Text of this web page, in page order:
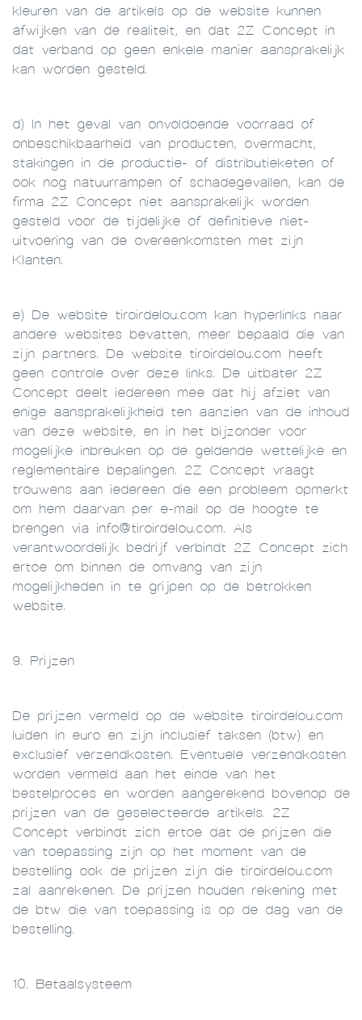
kleuren van de artikels op de website kunnen
afwijken van de realiteit, en dat 2Z Concept in
dat verband op geen enkele manier aansprakelijk
kan worden gesteld.
d) In het geval van onvoldoende voorraad of
onbeschikbaarheid van producten, overmacht,
stakingen in de productie- of distributieketen of
ook nog natuurrampen of schadegevallen, kan de
firma 2Z Concept niet aansprakelijk worden
gesteld voor de tijdelijke of definitieve niet-
uitvoering van de overeenkomsten met zijn
Klanten.
e) De website tiroirdelou.com kan hyperlinks naar
andere websites bevatten, meer bepaald die van
zijn partners. De website tiroirdelou.com heeft
geen controle over deze links. De uitbater 2Z
Concept deelt iedereen mee dat hij afziet van
enige aansprakelijkheid ten aanzien van de inhoud
van deze website, en in het bijzonder voor
mogelijke inbreuken op de geldende wettelijke en
reglementaire bepalingen. 2Z Concept vraagt
trouwens aan iedereen die een probleem opmerkt
om hem daarvan per e-mail op de hoogte te
brengen via info@tiroirdelou.com. Als
verantwoordelijk bedrijf verbindt 2Z Concept zich
ertoe om binnen de omvang van zijn
mogelijkheden in te grijpen op de betrokken
website.
9. Prijzen
De prijzen vermeld op de website tiroirdelou.com
luiden in euro en zijn inclusief taksen (btw) en
exclusief verzendkosten. Eventuele verzendkosten
worden vermeld aan het einde van het
bestelproces en worden aangerekend bovenop de
prijzen van de geselecteerde artikels. 2Z
Concept verbindt zich ertoe dat de prijzen die
van toepassing zijn op het moment van de
bestelling ook de prijzen zijn die tiroirdelou.com
zal aanrekenen. De prijzen houden rekening met
de btw die van toepassing is op de dag van de
bestelling.
10. Betaalsysteem